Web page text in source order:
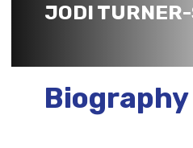
JODI
Biography